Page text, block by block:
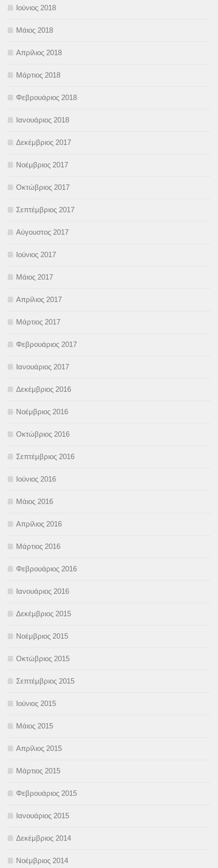
Ιούνιος 2018
Μάιος 2018
Απρίλιος 2018
Μάρτιος 2018
Φεβρουάριος 2018
Ιανουάριος 2018
Δεκέμβριος 2017
Νοέμβριος 2017
Οκτώβριος 2017
Σεπτέμβριος 2017
Αύγουστος 2017
Ιούνιος 2017
Μάιος 2017
Απρίλιος 2017
Μάρτιος 2017
Φεβρουάριος 2017
Ιανουάριος 2017
Δεκέμβριος 2016
Νοέμβριος 2016
Οκτώβριος 2016
Σεπτέμβριος 2016
Ιούνιος 2016
Μάιος 2016
Απρίλιος 2016
Μάρτιος 2016
Φεβρουάριος 2016
Ιανουάριος 2016
Δεκέμβριος 2015
Νοέμβριος 2015
Οκτώβριος 2015
Σεπτέμβριος 2015
Ιούνιος 2015
Μάιος 2015
Απρίλιος 2015
Μάρτιος 2015
Φεβρουάριος 2015
Ιανουάριος 2015
Δεκέμβριος 2014
Νοέμβριος 2014